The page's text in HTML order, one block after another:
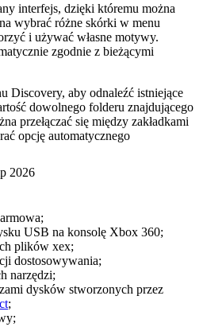
interfejs, dzięki któremu można
wybrać różne skórki w menu
i używać własne motywy.
zgodnie z bieżącymi
Discovery, aby odnaleźć istniejące
dowolnego folderu znajdującego
przełączać się między zakładkami
opcję automatycznego
USB na konsolę Xbox 360;
plików xex;
dostosowywania;
narzędzi;
dysków stworzonych przez
;
2026